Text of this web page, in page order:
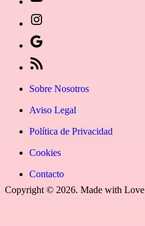
Copyright © 2026. Made with Love
instagram»]
fa-
youtube»]
Google
News
icon
icon=»fa
fa-
rss»]
Sobre Nosotros
Aviso Legal
Política de Privacidad
Cookies
Contacto